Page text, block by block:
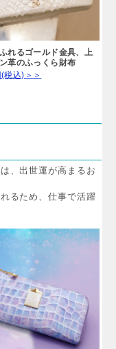
れるゴールド金具、上
革のふっくら財布
、出世運が高まるお
るため、仕事で活躍